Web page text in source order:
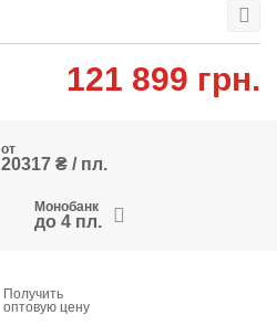
121 899 грн.
от
20317 ₴ / пл.
Монобанк
до 4 пл.
Получить
оптовую цену